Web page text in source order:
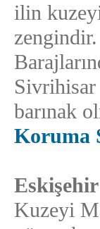
ilin
Sivrihisar
barınak
Koruma
Kuzeyi